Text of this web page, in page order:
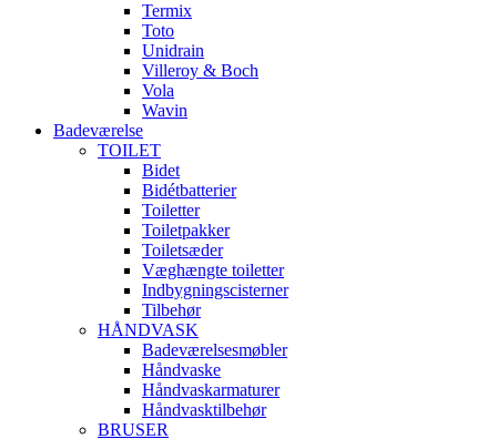
Termix
Toto
Unidrain
Villeroy & Boch
Vola
Wavin
Badeværelse
TOILET
Bidet
Bidétbatterier
Toiletter
Toiletpakker
Toiletsæder
Væghængte toiletter
Indbygningscisterner
Tilbehør
HÅNDVASK
Badeværelsesmøbler
Håndvaske
Håndvaskarmaturer
Håndvasktilbehør
BRUSER